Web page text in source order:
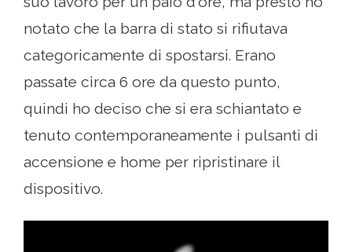
notato che la barra di stato si rifiutava
categoricamente di spostarsi. Erano
passate circa 6 ore da questo punto,
quindi ho deciso che si era schiantato e
tenuto contemporaneamente i pulsanti di
accensione e home per ripristinare il
dispositivo.